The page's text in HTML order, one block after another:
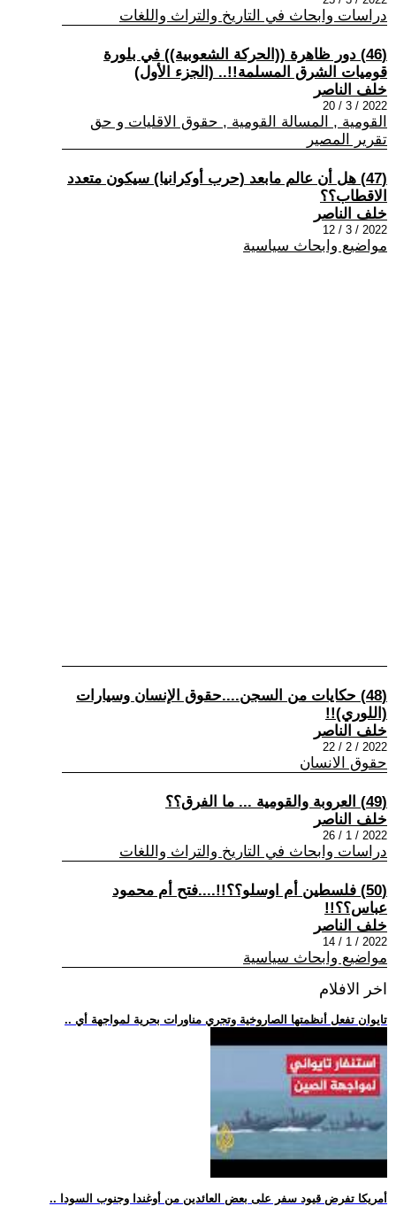
دراسات وابحاث في التاريخ والتراث واللغات
(46) دور ظاهرة ((الحركة الشعوبية)) في بلورة
قوميات الشرق المسلمة!!.. (الجزء الأول)
خلف الناصر
2022 / 3 / 20
القومية , المسالة القومية , حقوق الاقليات و حق
تقرير المصير
(47) هل أن عالم مابعد (حرب أوكرانيا) سيكون متعدد
الاقطاب؟؟
خلف الناصر
2022 / 3 / 12
مواضيع وابحاث سياسية
(48) حكايات من السجن....حقوق الإنسان وسيارات
(اللوري)!!
خلف الناصر
2022 / 2 / 22
حقوق الانسان
(49) العروبة والقومية ... ما الفرق؟؟
خلف الناصر
2022 / 1 / 26
دراسات وابحاث في التاريخ والتراث واللغات
(50) فلسطين أم اوسلو؟؟!!....فتح أم محمود
عباس؟؟!!
خلف الناصر
2022 / 1 / 14
مواضيع وابحاث سياسية
اخر الافلام
.. تايوان تفعل أنظمتها الصاروخية وتجري مناورات بحرية لمواجهة أي
.. أمريكا تفرض قيود سفر على بعض العائدين من أوغندا وجنوب السودا